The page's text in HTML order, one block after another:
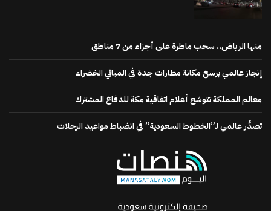
منها الرياض.. سحب ماطرة على أجزاء من 7 مناطق
إنجاز عالمي يرسخ مكانة مطارات جدة في المباني الخضراء
معالم المملكة تتوشح أعلام اتفاقية مكة للدفاع المشترك
تصدُّر عالمي لـ”الخطوط السعودية” في انضباط مواعيد الرحلات